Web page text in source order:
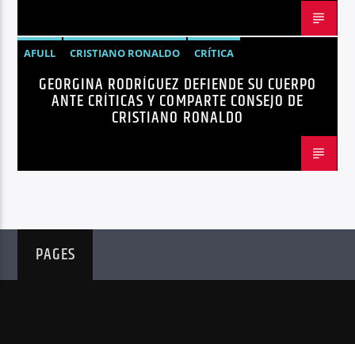
AFULL CRISTIANO RONALDO
CRÍTICA
GEORGINA RODRÍGUEZ
NOTICIAS
REDES SOCIALES
TENDENCIAS
TRENDING VIRALES
GEORGINA RODRÍGUEZ DEFIENDE SU CUERPO
ANTE CRÍTICAS Y COMPARTE CONSEJO DE
CRISTIANO RONALDO
PAGES